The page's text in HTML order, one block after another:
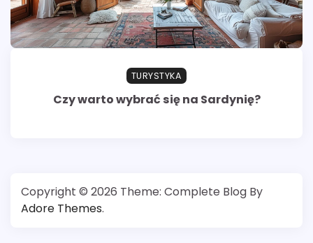
TURYSTYKA
Czy warto wybrać się na Sardynię?
Copyright © 2026 Theme: Complete Blog By
Adore Themes.